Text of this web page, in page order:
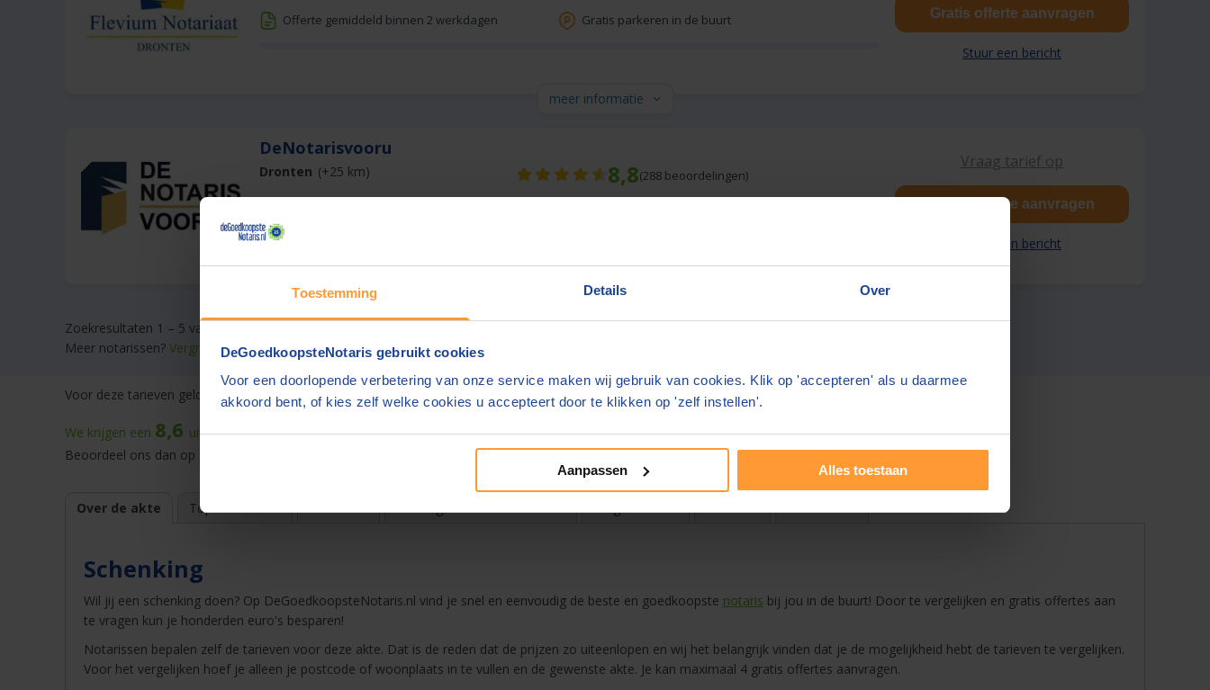
Toestemming Details Over
DeGoedkoopsteNotaris gebruikt cookies
Voor een doorlopende verbetering van onze service maken wij gebruik van cookies. Klik op 'accepteren' als u daarmee
akkoord bent, of kies zelf welke cookies u accepteert door te klikken op 'zelf instellen'.
Aanpassen Alles toestaan
Offerte gemiddeld binnen 2 werkdagen Gratis parkeren in de buurt Gratis offerte aanvragen
Stuur een bericht
meer informatie
Vraag tarief op
DeNotarisvooru
8,8(288beoordelingen)
Dronten (+25 km)
Gratis offerte aanvragen
Stuur een bericht
meer informatie
Zoekresultaten 1 – 5 van 5
Meer notarissen? Vergroot de straal.
Voor deze tarieven gelden gebruikelijke werkzaamheden. De bedragen zijn inclusief btw en bijkomende kosten.
We krijgen een 8,6 uit59.854beoordelingenop onze website. Geeft u liever ergens anders feedback?
Beoordeel ons dan op
beste notarissite 2024
Over de akte
Schenking
Wil jij een schenking doen? Op DeGoedkoopsteNotaris.nl vind je snel en eenvoudig de beste en goedkoopste notaris bij jou in de buurt! Door te vergelijken en gratis offertes aan
te vragen kun je honderden euro's besparen!
Notarissen bepalen zelf de tarieven voor deze akte. Dat is de reden dat de prijzen zo uiteenlopen en wij het belangrijk vinden dat je de mogelijkheid hebt de tarieven te vergelijken.
Voor het vergelijken hoef je alleen je postcode of woonplaats in te vullen en de gewenste akte. Je kan maximaal 4 gratis offertes aanvragen.
Top 10 tarieven Voordelen Ervaringen van consumenten Blog & nieuws Over ons Snel zoeken